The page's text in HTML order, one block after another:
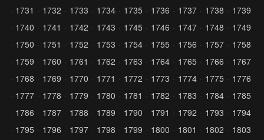
1731
1732 1733 1734 1735 1736 1737 1738
1739
1740
1741 1742 1743 1745 1746 1747 1748
1749
1750
1751 1752 1753 1754 1755 1756 1757
1758
1759
1760 1761 1762 1763 1764 1765 1766
1767
1768
1769 1770 1771 1772 1773 1774 1775
1776
1777
1778 1779 1780 1781 1782 1783 1784
1785
1786
1787 1788 1789 1790 1791 1792 1793
1794
1795
1796 1797 1798 1799 1800 1801 1802
1803